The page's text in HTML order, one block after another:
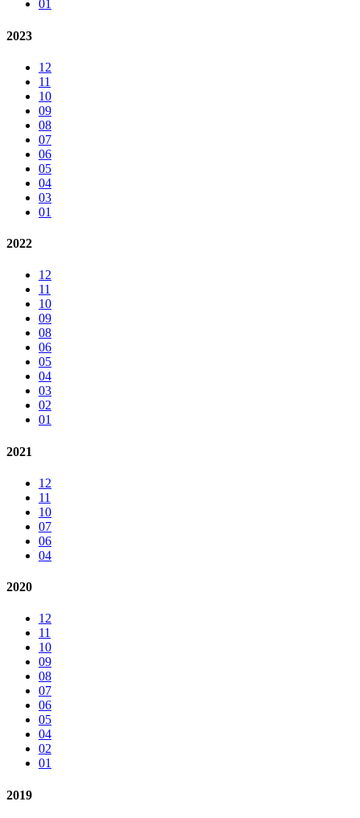
01
2023
12
11
10
09
08
07
06
05
04
03
01
2022
12
11
10
09
08
06
05
04
03
02
01
2021
12
11
10
07
06
04
2020
12
11
10
09
08
07
06
05
04
02
01
2019